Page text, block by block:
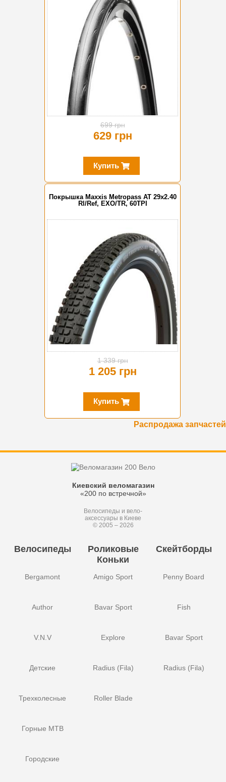
699 грн
629 грн
Купить
Покрышка Maxxis Metropass AT 29x2.40
Rl/Ref, EXO/TR, 60TPI
1 339 грн
1 205 грн
Купить
Распродажа запчастей
Киевский веломагазин
«200 по встречной»
Велосипеды и вело-
аксессуары в Киеве
© 2005 – 2026
Велосипеды
Bergamont
Author
V.N.V
Детские
Трехколесные
Горные MTB
Городские
Роликовые
Коньки
Amigo Sport
Bavar Sport
Explore
Radius (Fila)
Roller Blade
Скейтборды
Penny Board
Fish
Bavar Sport
Radius (Fila)